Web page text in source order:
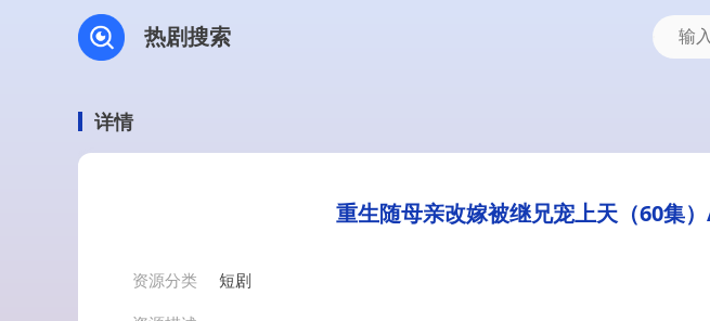
热剧搜索
详情
重生随母亲改嫁被继兄宠上天（60集
资源分类
短剧